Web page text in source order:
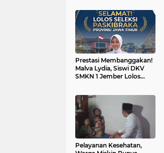
Prestasi Membanggakan!
Malva Lydia, Siswi DKV
SMKN 1 Jember Lolos
Pelayanan Kesehatan,